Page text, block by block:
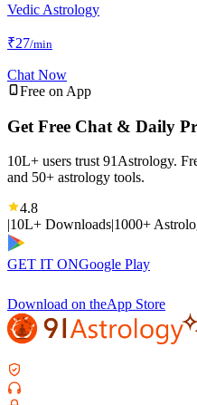
Vedic Astrology
₹27/min
Chat Now
Free on App
Get Free Chat & Daily
10L+ users trust 91Astrology.
and 50+ astrology tools.
4.8
|10L+ Downloads|1000+
GET IT ONGoogle Play
Download on theApp Store